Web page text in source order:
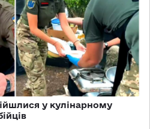
у кулінарному